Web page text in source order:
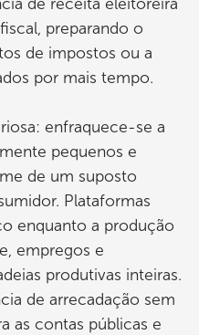
preparando o
de impostos ou a
por mais tempo.
enfraquece-se a
pequenos e
de um suposto
Plataformas
enquanto a produção
empregos e
produtivas inteiras.
de arrecadação sem
as contas públicas e